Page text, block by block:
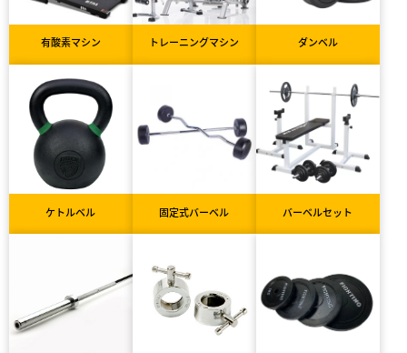
有酸素マシン トレーニングマシン ダンベル
ケトルベル 固定式バーベル バーベルセット